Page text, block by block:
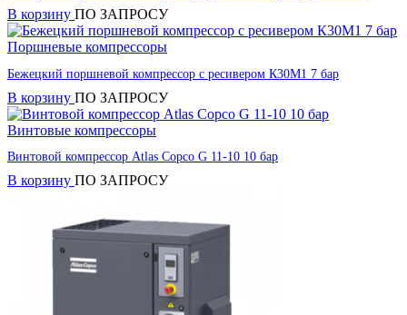
В корзину ПО ЗАПРОСУ
Поршневые компрессоры
Бежецкий поршневой компрессор с ресивером К30M1 7 бар
В корзину ПО ЗАПРОСУ
Винтовые компрессоры
Винтовой компрессор Atlas Copco G 11-10 10 бар
В корзину ПО ЗАПРОСУ